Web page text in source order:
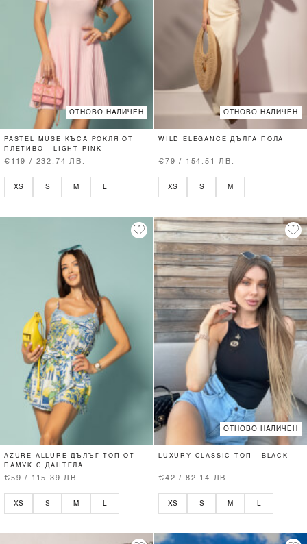
ОТНОВО НАЛИЧЕН
PASTEL MUSE КЪСА РОКЛЯ ОТ
ПЛЕТИВО - LIGHT PINK
€119 / 232.74 ЛВ.
XS S M
ОТНОВО НАЛИЧЕН
WILD ELEGANCE ДЪЛГА ПОЛА
€79 / 154.51 ЛВ.
XS S M
AZURE ALLURE ДЪЛЪГ ТОП ОТ
ПАМУК С ДАНТЕЛА
€59 / 115.39 ЛВ.
XS S M L
ОТНОВО НАЛИЧЕН
LUXURY CLASSIC ТОП - BLACK
€42 / 82.14 ЛВ.
XS S M L